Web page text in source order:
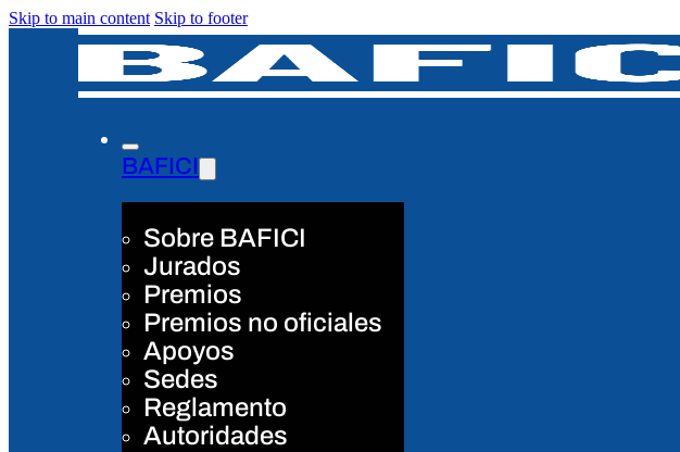
Skip to main content Skip to footer
BAFICI
Sobre BAFICI
Jurados
Premios
Premios no oficiales
Apoyos
Sedes
Reglamento
Autoridades